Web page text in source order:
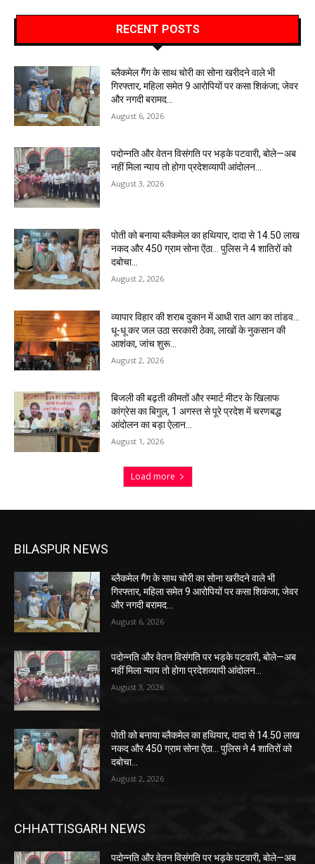
RECENT POSTS
ब्लैकमेल गैंग के साथ चोरी का सोना खरीदने वाले भी
गिरफ्तार, महिला समेत 9 आरोपियों पर कसा शिकंजा; जेवर
और नगदी बरामद…
August 6, 2026
पदोन्नति और वेतन विसंगति पर भड़के पटवारी, बोले—अब
नहीं मिला न्याय तो होगा प्रदेशव्यापी आंदोलन…
August 3, 2026
पोती को बनाया ब्लैकमेल का हथियार, दादा से 14.50 लाख
नकद और 450 ग्राम सोना ऐंठा… पुलिस ने 4 शातिरों को
दबोचा…
August 2, 2026
व्यापार विहार की शराब दुकान में आधी रात आग का तांडव…
धू-धू कर जल उठा सरकारी ठेका, लाखों के नुकसान की
आशंका, जांच शुरू…
August 2, 2026
बिजली की बढ़ती कीमतों और स्मार्ट मीटर के खिलाफ
कांग्रेस का बिगुल, 1 अगस्त से पूरे प्रदेश में चरणबद्ध
आंदोलन का बड़ा ऐलान…
August 1, 2026
Load more
BILASPUR NEWS
ब्लैकमेल गैंग के साथ चोरी का सोना खरीदने वाले भी
गिरफ्तार, महिला समेत 9 आरोपियों पर कसा शिकंजा; जेवर
और नगदी बरामद…
August 6, 2026
पदोन्नति और वेतन विसंगति पर भड़के पटवारी, बोले—अब
नहीं मिला न्याय तो होगा प्रदेशव्यापी आंदोलन…
August 3, 2026
पोती को बनाया ब्लैकमेल का हथियार, दादा से 14.50 लाख
नकद और 450 ग्राम सोना ऐंठा… पुलिस ने 4 शातिरों को
दबोचा…
August 2, 2026
CHHATTISGARH NEWS
पदोन्नति और वेतन विसंगति पर भड़के पटवारी, बोले—अब